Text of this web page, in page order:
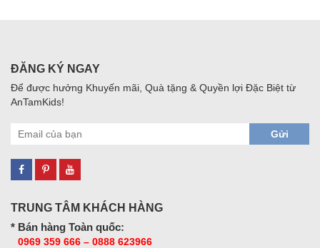
ĐĂNG KÝ NGAY
Để được hưởng Khuyến mãi, Quà tặng & Quyền lợi Đặc Biệt từ
AnTamKids!
Gửi
TRUNG TÂM KHÁCH HÀNG
* Bán hàng Toàn quốc:
0969 359 666 – 0888 623966